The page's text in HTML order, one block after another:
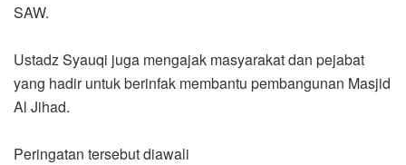
SAW.
Ustadz Syauqi juga mengajak masyarakat dan pejabat
yang hadir untuk berinfak membantu pembangunan Masjid
Al Jihad.
Peringatan tersebut diawali